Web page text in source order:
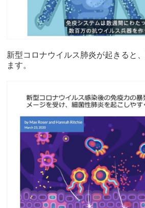
新型コロナウイルス肺炎が起きると
ます。